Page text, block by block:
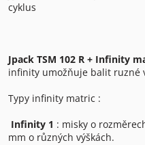
cyklus
Jpack TSM 102 R + Infinity
infinity umožňuje balit ruzné
Typy infinity matric :
Infinity 1 : misky o
mm o různých výškách.